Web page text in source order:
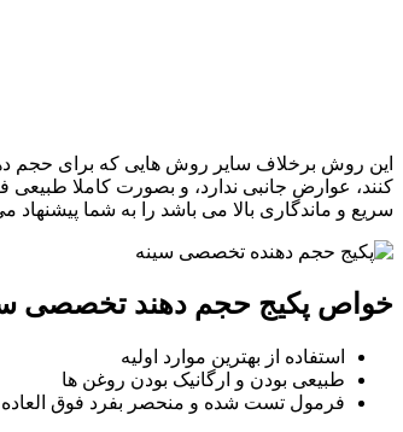
این روش برخلاف سایر روش‌ هایی که برای حجم
کنند، عوارض جانبی ندارد، و بصورت کاملا طبیعی
سریع و ماندگاری بالا می باشد را به شما پیشنهاد
خواص پکیج حجم دهند تخصصی
استفاده از بهترین موارد اولیه
طبیعی بودن و ارگانیک بودن روغن ها
فرمول تست شده و منحصر بفرد فوق العاده